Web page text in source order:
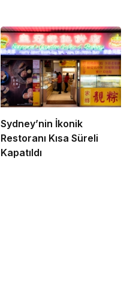
Sydney’nin İkonik
Restoranı Kısa Süreli
Kapatıldı